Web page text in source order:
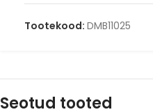
Tootekood: DMB11025
Seotud tooted